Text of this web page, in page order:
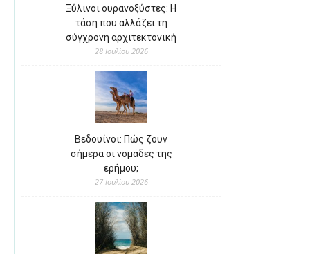
Ξύλινοι ουρανοξύστες: Η
τάση που αλλάζει τη
σύγχρονη αρχιτεκτονική
28 Ιουλίου 2026
Βεδουίνοι: Πώς ζουν
σήμερα οι νομάδες της
ερήμου;
27 Ιουλίου 2026